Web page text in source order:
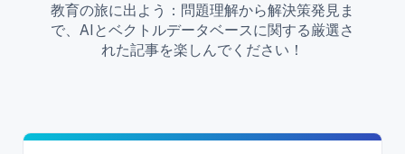
教育の旅に出よう：問題理解から解決策発見ま
で、AIとベクトルデータベースに関する厳選さ
れた記事を楽しんでください！